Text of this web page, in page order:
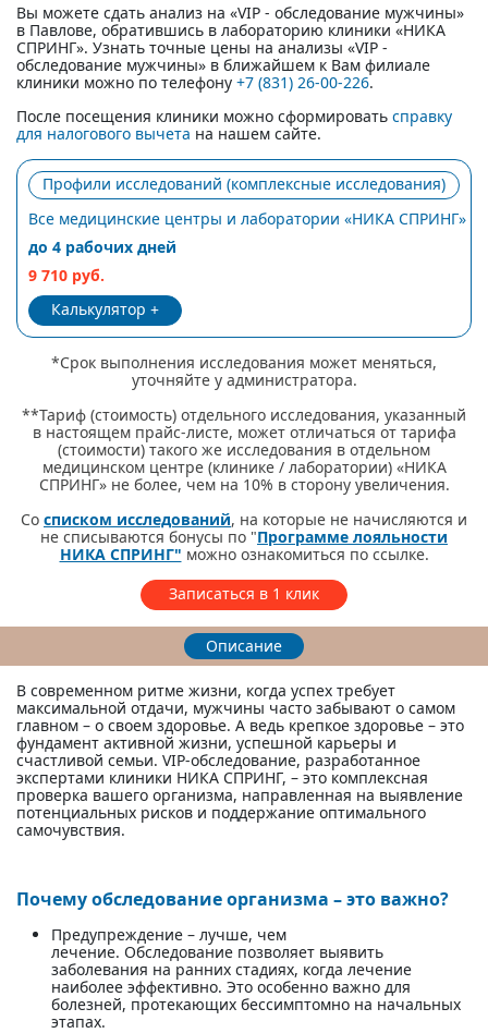
Вы можете сдать анализ на «VIP - обследование мужчины»
в Павлове, обратившись в лабораторию клиники «НИКА
СПРИНГ». Узнать точные цены на анализы «VIP -
обследование мужчины» в ближайшем к Вам филиале
клиники можно по телефону +7 (831) 26-00-226.
После посещения клиники можно сформировать справку
для налогового вычета на нашем сайте.
Профили исследований (комплексные исследования)
Все медицинские центры и лаборатории «НИКА СПРИНГ»
до 4 рабочих дней
9 710 руб.
Калькулятор
*Срок выполнения исследования может меняться,
уточняйте у администратора.
**Тариф (стоимость) отдельного исследования, указанный
в настоящем прайс-листе, может отличаться от тарифа
(стоимости) такого же исследования в отдельном
медицинском центре (клинике / лаборатории) «НИКА
СПРИНГ» не более, чем на 10% в сторону увеличения.
Со списком исследований, на которые не начисляются и
не списываются бонусы по "Программе лояльности
НИКА СПРИНГ" можно ознакомиться по ссылке.
Записаться в 1 клик
Описание
В современном ритме жизни, когда успех требует
максимальной отдачи, мужчины часто забывают о самом
главном – о своем здоровье. А ведь крепкое здоровье – это
фундамент активной жизни, успешной карьеры и
счастливой семьи. VIP-обследование, разработанное
экспертами клиники НИКА СПРИНГ, – это комплексная
проверка вашего организма, направленная на выявление
потенциальных рисков и поддержание оптимального
самочувствия.
Почему обследование организма – это важно?
Предупреждение – лучше, чем
лечение. Обследование позволяет выявить
заболевания на ранних стадиях, когда лечение
наиболее эффективно. Это особенно важно для
болезней, протекающих бессимптомно на начальных
этапах.